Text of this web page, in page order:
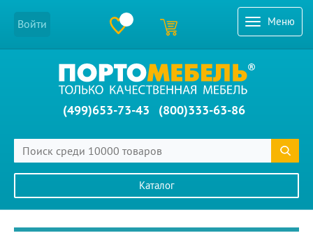
Меню
Войти
(499)653-73-43 (800)333-63-86
Каталог
Главное меню сайта